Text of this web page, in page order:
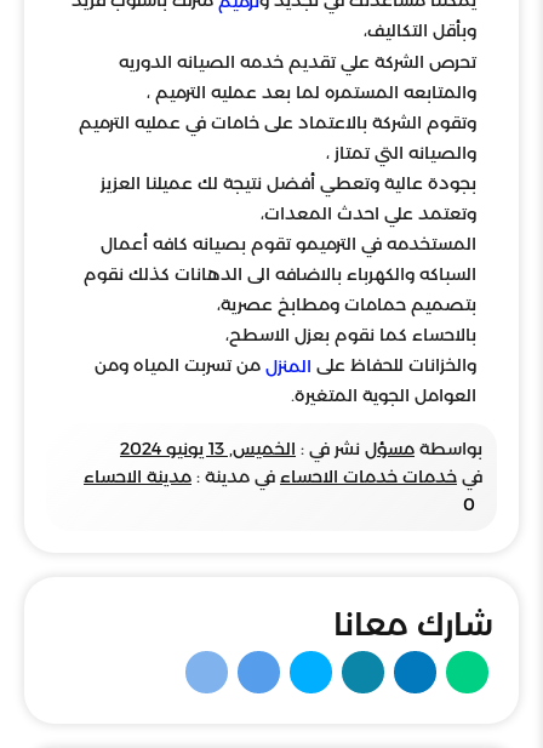
وبأقل التكاليف،
تحرص الشركة علي تقديم خدمه الصيانه الدوريه
والمتابعه المستمره لما بعد عمليه الترميم ،
وتقوم الشركة بالاعتماد على خامات في عمليه الترميم
والصيانه التي تمتاز ،
بجودة عالية وتعطي أفضل نتيجة لك عميلنا العزيز
وتعتمد علي احدث المعدات،
المستخدمه في الترميمو تقوم بصيانه كافه أعمال
السباكه والكهرباء بالاضافه الى الدهانات كذلك نقوم
بتصميم حمامات ومطابخ عصرية،
بالاحساء كما نقوم بعزل الاسطح،
والخزانات للحفاظ على المنزل من تسربت المياه ومن
العوامل الجوية المتغيرة.
بواسطة مسؤل نشر في : الخميس, 13 يونيو 2024
في خدمات خدمات الاحساء في مدينة : مدينة الاحساء
0
شارك معانا